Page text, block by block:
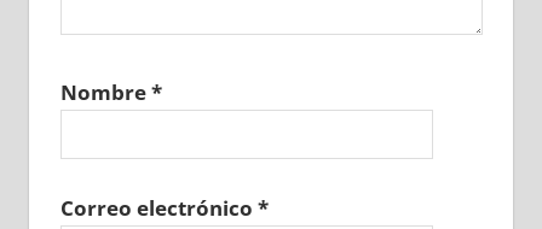
Nombre*
Correo electrónico *